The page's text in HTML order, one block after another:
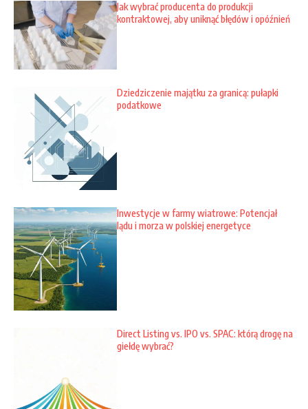
Jak wybrać producenta do produkcji
kontraktowej, aby uniknąć błędów i opóźnień
Dziedziczenie majątku za granicą: pułapki
podatkowe
Inwestycje w farmy wiatrowe: Potencjał
lądu i morza w polskiej energetyce
Direct Listing vs. IPO vs. SPAC: którą drogę na
giełdę wybrać?